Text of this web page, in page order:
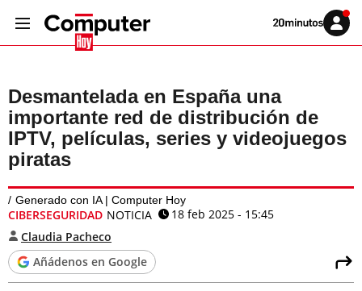
Volver
Iniciar
sesión
Desmantelada en España una
importante red de distribución de
IPTV, películas, series y videojuegos
piratas
Generado con IA | Computer Hoy
CIBERSEGURIDAD NOTICIA
18 feb 2025 - 15:45
Claudia Pacheco
Añádenos en Google